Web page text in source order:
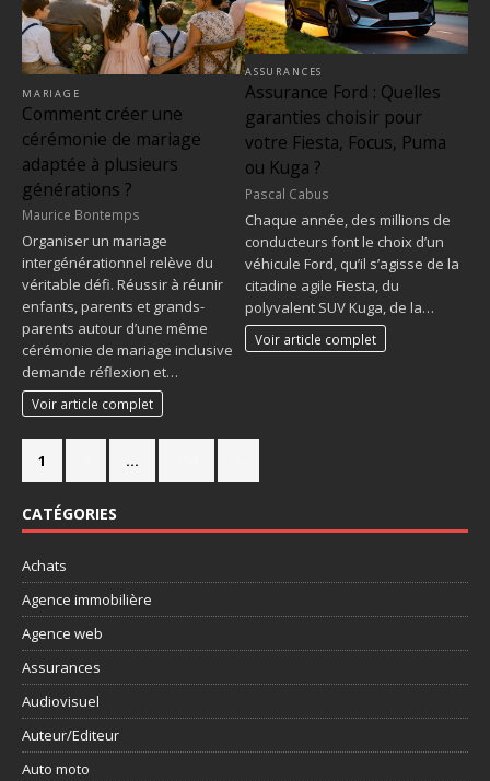
MARIAGE
Comment créer une
cérémonie de mariage
adaptée à plusieurs
générations ?
Maurice Bontemps
Organiser un mariage
intergénérationnel relève du
véritable défi. Réussir à réunir
enfants, parents et grands-
parents autour d’une même
cérémonie de mariage inclusive
demande réflexion et…
Voir article complet
ASSURANCES
Assurance Ford : Quelles
garanties choisir pour
votre Fiesta, Focus, Puma
ou Kuga ?
Pascal Cabus
Chaque année, des millions de
conducteurs font le choix d’un
véhicule Ford, qu’il s’agisse de la
citadine agile Fiesta, du
polyvalent SUV Kuga, de la…
Voir article complet
1 …
CATÉGORIES
Achats
Agence immobilière
Agence web
Assurances
Audiovisuel
Auteur/Editeur
Auto moto